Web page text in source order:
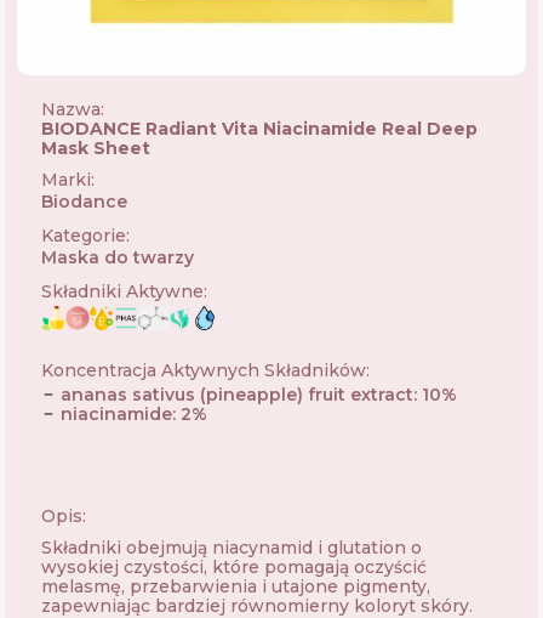
Nazwa:
BIODANCE Radiant Vita Niacinamide Real Deep
Mask Sheet
Marki:
Biodance
Kategorie:
Maska do twarzy
Składniki Aktywne:
Koncentracja Aktywnych Składników:
ananas sativus (pineapple) fruit extract: 10%
niacinamide: 2%
Opis:
Składniki obejmują niacynamid i glutation o
wysokiej czystości, które pomagają oczyścić
melasmę, przebarwienia i utajone pigmenty,
zapewniając bardziej równomierny koloryt skóry.